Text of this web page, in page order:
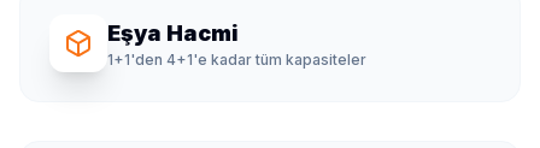
Eşya Hacmi
1+1'den 4+1'e kadar tüm kapasiteler